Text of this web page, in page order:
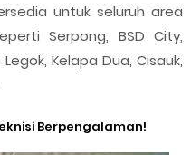
untuk seluruh area
Serpong, BSD City,
Kelapa Dua, Cisauk,
Berpengalaman!